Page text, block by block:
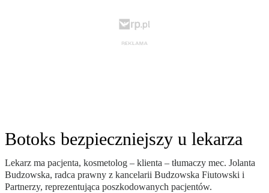
Botoks bezpieczniejszy u lekarza
Lekarz ma pacjenta, kosmetolog – klienta – tłumaczy mec. Jolanta
Budzowska, radca prawny z kancelarii Budzowska Fiutowski i
Partnerzy, reprezentująca poszkodowanych pacjentów.